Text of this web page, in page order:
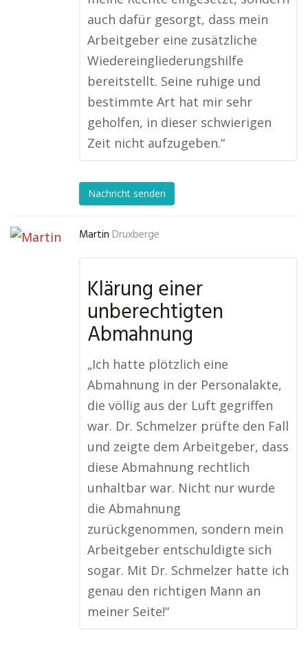
auch dafür gesorgt, dass mein
Arbeitgeber eine zusätzliche
Wiedereingliederungshilfe
bereitstellt. Seine ruhige und
bestimmte Art hat mir sehr
geholfen, in dieser schwierigen
Zeit nicht aufzugeben.“
Nachricht senden
Martin Druxberge
Klärung einer
unberechtigten
Abmahnung
„Ich hatte plötzlich eine
Abmahnung in der Personalakte,
die völlig aus der Luft gegriffen
war. Dr. Schmelzer prüfte den Fall
und zeigte dem Arbeitgeber, dass
diese Abmahnung rechtlich
unhaltbar war. Nicht nur wurde
die Abmahnung
zurückgenommen, sondern mein
Arbeitgeber entschuldigte sich
sogar. Mit Dr. Schmelzer hatte ich
genau den richtigen Mann an
meiner Seite!“